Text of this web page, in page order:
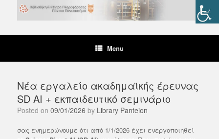
content
Menu
Νέα εργαλείο ακαδημαϊκής έρευνας
SD AI + εκπαιδευτικό σεμινάριο
Posted on 09/01/2026 by Library Panteion
σας ενημερώνουμε ότι από 1/1/2026 έχει ενεργοποιηθεί